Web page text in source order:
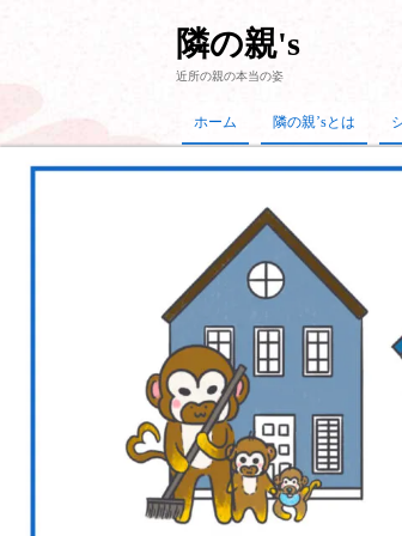
隣の親's
近所の親の本当の姿
ホーム 隣の親’sとは